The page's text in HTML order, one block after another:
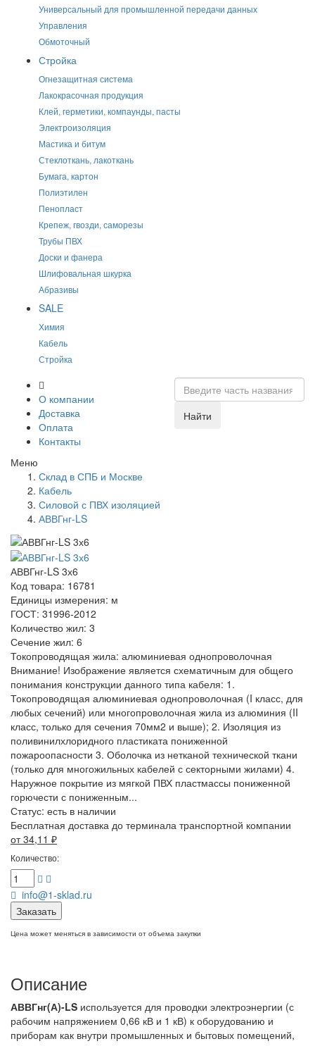
Универсальный для промышленной передачи данных
Управления
Обмоточный
Стройка
Огнезащитная система
Лакокрасочная продукция
Клей, герметики, компаунды, пасты
Электроизоляция
Мастика и битум
Стеклоткань, лакоткань
Бумага, картон
Полиэтилен
Пенопласт
Крепеж, гвозди, саморезы
Трубы ПВХ
Доски и фанера
Шлифовальная шкурка
Абразивы
SALE
Химия
Кабель
Стройка
О компании
Доставка
Оплата
Контакты
Найти
Меню
Склад в СПБ и Москве
Кабель
Силовой с ПВХ изоляцией
АВВГнг-LS
АВВГнг-LS 3х6
Код товара: 16781
Единицы измерения: м
ГОСТ: 31996-2012
Количество жил: 3
Сечение жил: 6
Токопроводящая жила: алюминиевая однопроволочная
Внимание! Изображение является схематичным для общего
понимания конструкции данного типа кабеля: 1.
Токопроводящая алюминиевая однопроволочная (I класс, для
любых сечений) или многопроволочная жила из алюминия (II
класс, только для сечения 70мм2 и выше); 2. Изоляция из
поливинилхлоридного пластиката пониженной
пожароопасности 3. Оболочка из нетканой технической ткани
(только для многожильных кабелей с секторными жилами) 4.
Наружное покрытие из мягкой ПВХ пластмассы пониженной
горючести с пониженным...
Статус: есть в наличии
Бесплатная доставка до терминала транспортной компании
от 34,11 ₽
Количество:
info@1-sklad.ru
Заказать
Цена может меняться в зависимости от объема закупки
Описание
АВВГнг(А)-LS используется для проводки электроэнергии (с
рабочим напряжением 0,66 кВ и 1 кВ) к оборудованию и
приборам как внутри промышленных и бытовых помещений,